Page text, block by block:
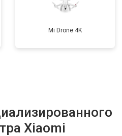
Mi Drone 4K
Xiaomi